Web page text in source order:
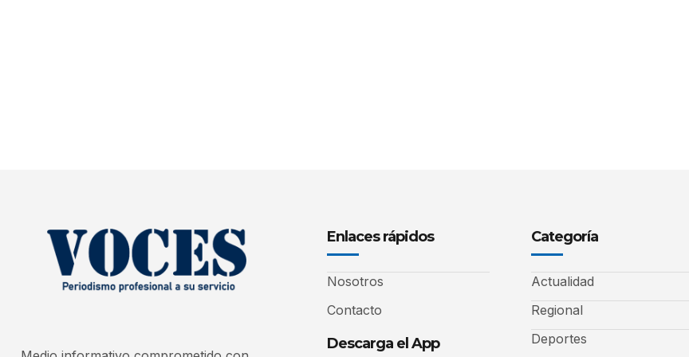
Enlaces rápidos
Nosotros
Contacto
Descarga el App
Categoría
Actualidad
Regional
Deportes